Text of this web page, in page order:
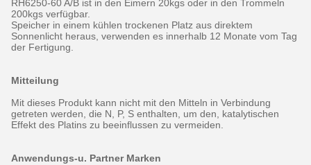
RH6250-60 A/B ist in den Eimern 20kgs oder in den Trommeln
200kgs verfügbar.
Speicher in einem kühlen trockenen Platz aus direktem
Sonnenlicht heraus, verwenden es innerhalb 12 Monate vom Tag
der Fertigung.
Mitteilung
Mit dieses Produkt kann nicht mit den Mitteln in Verbindung
getreten werden, die N, P, S enthalten, um den, katalytischen
Effekt des Platins zu beeinflussen zu vermeiden.
Anwendungs-u. Partner Marken